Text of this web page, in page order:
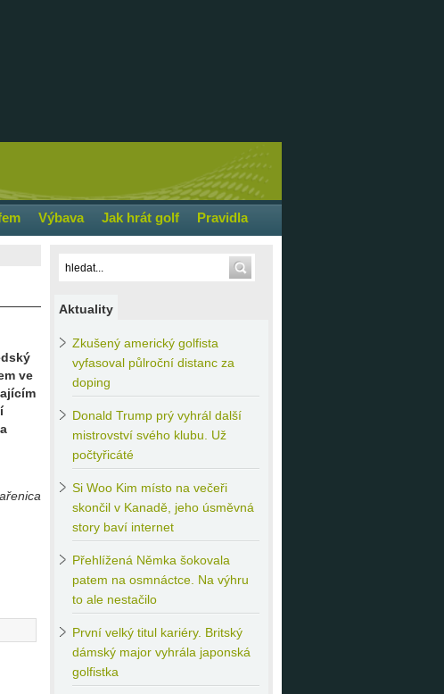
Výbava Jak hrát golf Pravidla
ve
Aktuality
Zkušený americký golfista
vyfasoval půlroční distanc za
doping
Donald Trump prý vyhrál další
mistrovství svého klubu. Už
počtyřicáté
Si Woo Kim místo na večeři
skončil v Kanadě, jeho úsměvná
story baví internet
Přehlížená Němka šokovala
patem na osmnáctce. Na výhru
to ale nestačilo
První velký titul kariéry. Britský
dámský major vyhrála japonská
golfistka